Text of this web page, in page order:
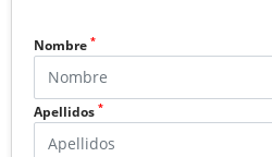
Nombre *
Apellidos *